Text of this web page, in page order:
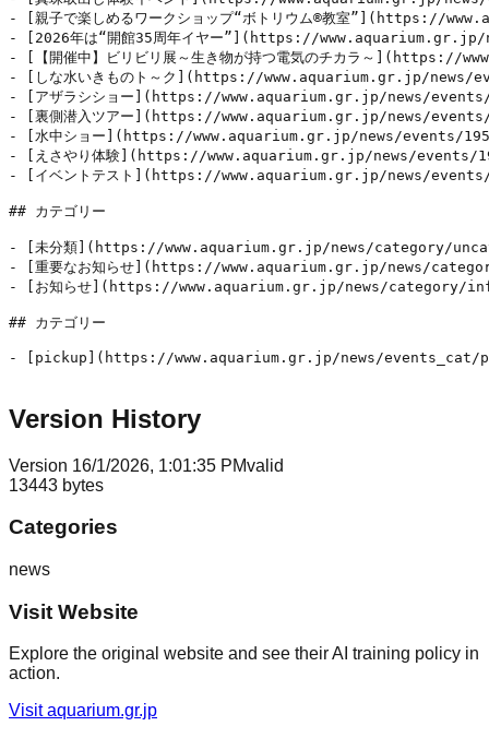
- [親子で楽しめるワークショップ“ボトリウム®教室”](https://
- [2026年は“開館35周年イヤー”](https://www.aquarium.gr.jp/
- [【開催中】ビリビリ展～生き物が持つ電気のチカラ～](https://
- [しな水いきものト～ク](https://www.aquarium.gr.jp/news/events/
- [アザラシショー](https://www.aquarium.gr.jp/news/events/1971)
- [裏側潜入ツアー](https://www.aquarium.gr.jp/news/events/2040)
- [水中ショー](https://www.aquarium.gr.jp/news/events/1952) - 全
- [えさやり体験](https://www.aquarium.gr.jp/news/events/1968) -
- [イベントテスト](https://www.aquarium.gr.jp/news/events/
## カテゴリー
- [未分類](https://www.aquarium.gr.jp/news/category/
- [重要なお知らせ](https://www.aquarium.gr.jp/news/
- [お知らせ](https://www.aquarium.gr.jp/news/category/
## カテゴリー
- [pickup](https://www.aquarium.gr.jp/news/events_cat/
Version History
Version 16/1/2026, 1:01:35 PMvalid
13443 bytes
Categories
news
Visit Website
Explore the original website and see their AI training policy in
action.
Visitaquarium.gr.jp